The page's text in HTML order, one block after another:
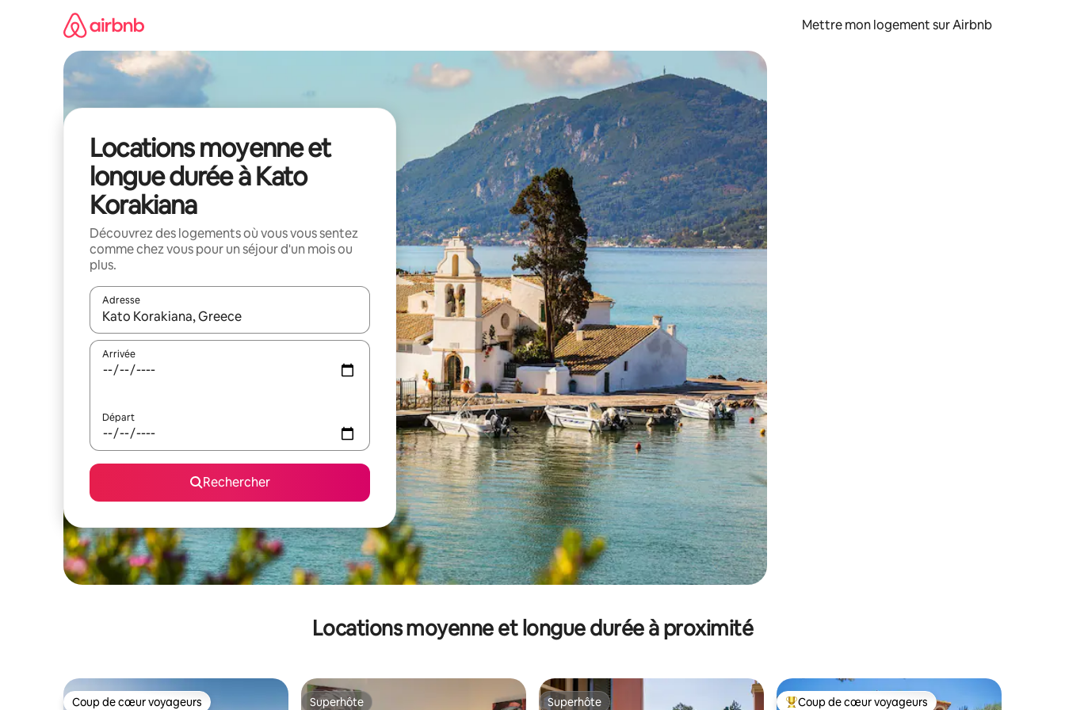
Mettre mon logement sur Airbnb
Locations moyenne et
longue durée à Kato
Korakiana
Découvrez des logements où vous vous sentez
comme chez vous pour un séjour d'un mois ou
plus.
Adresse
Lorsque les résultats s'affichent, utilisez les flèches vers le haut et vers le bas pour les parcourir ou en appuyant et en faisant glisser.
Arrivée
Départ
Rechercher
Locations moyenne et longue durée à proximité
Coup de cœur voyageurs Superhôte Superhôte Coup de cœur voyageurs